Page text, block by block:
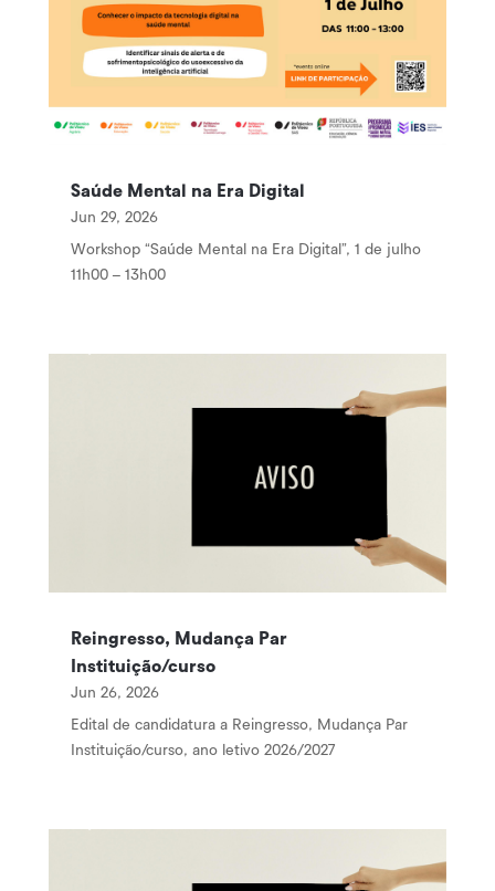
Saúde Mental na Era Digital
Jun 29, 2026
Workshop “Saúde Mental na Era Digital”, 1 de julho
11h00 – 13h00
Reingresso, Mudança Par
Instituição/curso
Jun 26, 2026
Edital de candidatura a Reingresso, Mudança Par
Instituição/curso, ano letivo 2026/2027